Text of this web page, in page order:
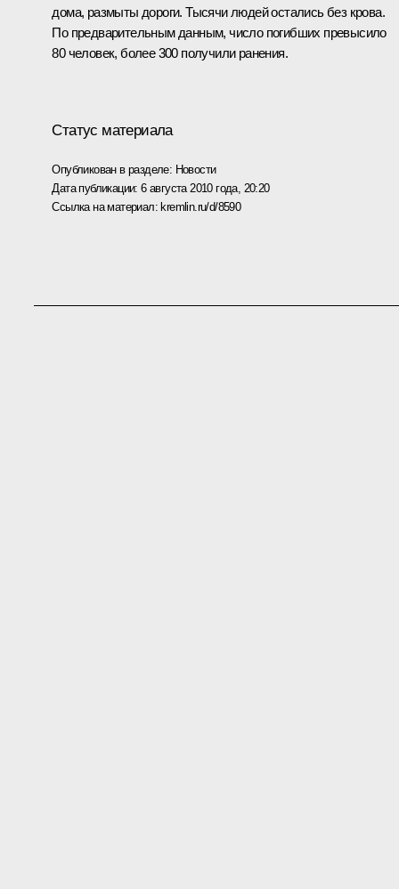
дома, размыты дороги. Тысячи людей остались без крова.
По предварительным данным, число погибших превысило
80 человек, более 300 получили ранения.
Статус материала
Опубликован в разделе: Новости
Дата публикации:6 августа 2010 года, 20:20
Ссылка на материал: kremlin.ru/d/8590